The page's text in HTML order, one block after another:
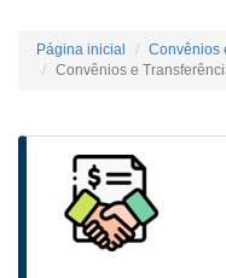
Página inicial
Convênios
Convênios e